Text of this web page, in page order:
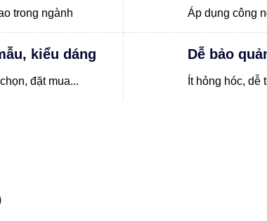
trong ngành Áp dụng công
kiểu dáng
đặt mua...
Dễ bảo
Ít hỏng hóc, dễ